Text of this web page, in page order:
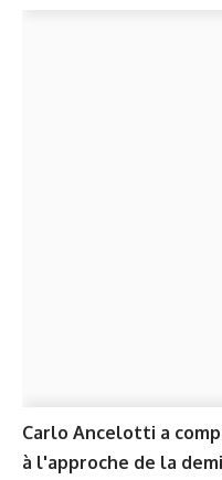
Carlo Ancelotti a
à l'approche de la